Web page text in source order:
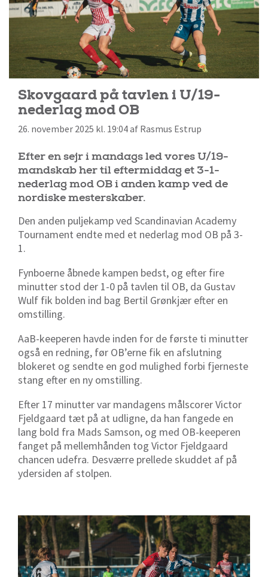
Skovgaard på tavlen i U/19-
nederlag mod OB
26. november 2025 kl. 19:04 af Rasmus Estrup
Efter en sejr i mandags led vores U/19-
mandskab her til eftermiddag et 3-1-
nederlag mod OB i anden kamp ved de
nordiske mesterskaber.
Den anden puljekamp ved Scandinavian Academy
Tournament endte med et nederlag mod OB på 3-
1.
Fynboerne åbnede kampen bedst, og efter fire
minutter stod der 1-0 på tavlen til OB, da Gustav
Wulf fik bolden ind bag Bertil Grønkjær efter en
omstilling.
AaB-keeperen havde inden for de første ti minutter
også en redning, før OB’erne fik en afslutning
blokeret og sendte en god mulighed forbi fjerneste
stang efter en ny omstilling.
Efter 17 minutter var mandagens målscorer Victor
Fjeldgaard tæt på at udligne, da han fangede en
lang bold fra Mads Samson, og med OB-keeperen
fanget på mellemhånden tog Victor Fjeldgaard
chancen udefra. Desværre prellede skuddet af på
ydersiden af stolpen.